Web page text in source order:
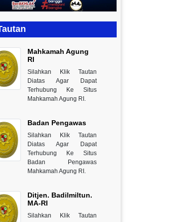
Mahkamah Agung
RI
Silahkan Klik Tautan
Diatas Agar Dapat
Terhubung Ke Situs
Mahkamah Agung RI.
Badan Pengawas
Silahkan Klik Tautan
Diatas Agar Dapat
Terhubung Ke Situs
Badan Pengawas
Mahkamah Agung RI.
Ditjen. Badilmiltun.
MA-RI
Silahkan Klik Tautan